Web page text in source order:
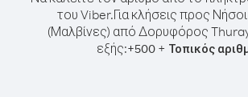
του Viber.Για κλήσεις προς
(Μαλβίνες) από Δορυφόρος
εξής:+500 + Τοπικός